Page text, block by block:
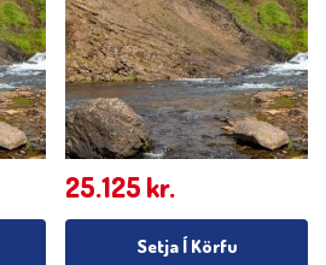
25.125 kr.
Setja Í Körfu